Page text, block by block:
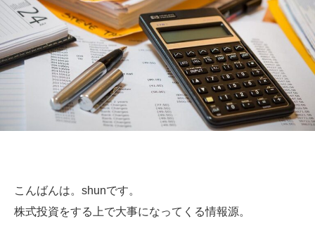
こんばんは。shunです。
株式投資をする上で大事になってくる情報源。